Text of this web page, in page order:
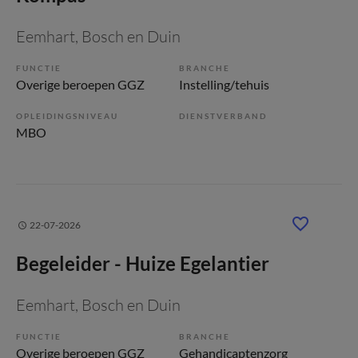
Eemhart, Bosch en Duin
FUNCTIE
Overige beroepen GGZ
BRANCHE
Instelling/tehuis
OPLEIDINGSNIVEAU
MBO
DIENSTVERBAND
22-07-2026
Begeleider - Huize Egelantier
Eemhart, Bosch en Duin
FUNCTIE
Overige beroepen GGZ
BRANCHE
Gehandicaptenzorg